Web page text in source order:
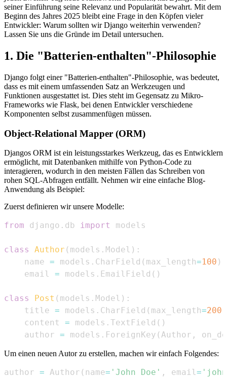
seiner Einführung seine Relevanz und Popularität bewahrt. Mit dem
Beginn des Jahres 2025 bleibt eine Frage in den Köpfen vieler
Entwickler: Warum sollten wir Django weiterhin verwenden?
Lassen Sie uns die Gründe im Detail untersuchen.
1. Die "Batterien-enthalten"-Philosophie
Django folgt einer "Batterien-enthalten"-Philosophie, was bedeutet,
dass es mit einem umfassenden Satz an Werkzeugen und
Funktionen ausgestattet ist. Dies steht im Gegensatz zu Mikro-
Frameworks wie Flask, bei denen Entwickler verschiedene
Komponenten selbst zusammenfügen müssen.
Object-Relational Mapper (ORM)
Djangos ORM ist ein leistungsstarkes Werkzeug, das es Entwicklern
ermöglicht, mit Datenbanken mithilfe von Python-Code zu
interagieren, wodurch in den meisten Fällen das Schreiben von
rohen SQL-Abfragen entfällt. Nehmen wir eine einfache Blog-
Anwendung als Beispiel:
Zuerst definieren wir unsere Modelle:
from django . db import
class Author ( models . Model ) :
    name
= models . CharField ( max_length=100 )
    email
= models . EmailField ( )
class Post ( models . Model ) :
    title
= models . CharField ( max_length=200
    content
= models . TextField ( )
    author
= models . ForeignKey (Author ,
Um einen neuen Autor zu erstellen, machen wir einfach Folgendes:
author = Author ( name= 'John Doe' , email=